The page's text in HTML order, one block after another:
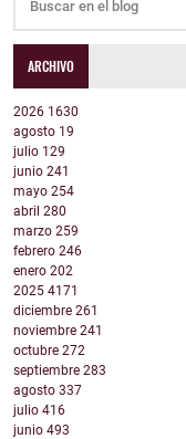
ARCHIVO
2026 1630
agosto 19
julio 129
junio 241
mayo 254
abril 280
marzo 259
febrero 246
enero 202
2025 4171
diciembre 261
noviembre 241
octubre 272
septiembre 283
agosto 337
julio 416
junio 493